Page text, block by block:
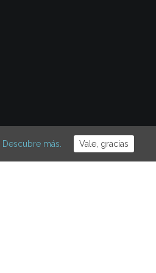
Descubre más. Vale, gracias